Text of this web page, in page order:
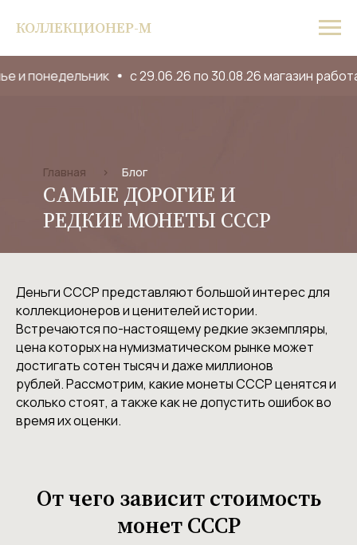
КОЛЛЕКЦИОНЕР-М
с 29.06.26 по 30.08.26 магазин работает
САМЫЕ ДОРОГИЕ И
РЕДКИЕ МОНЕТЫ СССР
>
Главная Блог
Деньги СССР представляют большой интерес для
коллекционеров и ценителей истории.
Встречаются по-настоящему редкие экземпляры,
цена которых на нумизматическом рынке может
достигать сотен тысяч и даже миллионов
рублей. Рассмотрим, какие монеты СССР ценятся и
сколько стоят, а также как не допустить ошибок во
время их оценки.
От чего зависит стоимость
монет СССР